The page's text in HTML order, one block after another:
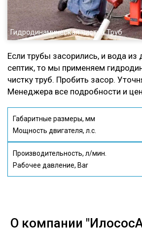
Гидродинамическая чистка Труб
Если трубы засорились, и вода из
септик, то мы применяем
чистку труб. Пробить засор.
Менеджера все подробности и
Габаритные размеры, мм
Мощность двигателя, л.с.
Производительность, л/мин.
Рабочее давление, Bar
О компании